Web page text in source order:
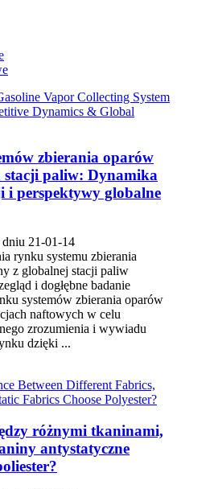
zbierania oparów
stacji paliw: Dynamika
i perspektywy globalne
21-01-14
rynku systemu zbierania
z globalnej stacji paliw
i dogłębne badanie
systemów zbierania oparów
naftowych w celu
zrozumienia i wywiadu
dzięki ...
różnymi tkaninami,
antystatyczne